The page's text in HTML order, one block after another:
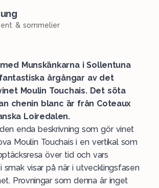
& sommelier
Munskänkarna i Sollentuna
årgångar av det
Moulin Touchais. Det söta
chenin blanc är från Coteaux
Loiredalen.
enda beskrivning som gör vinet
Moulin Touchais i en vertikal som
över tid och vars
smak visar på när i utvecklingsfasen
Provningar som denna är inget